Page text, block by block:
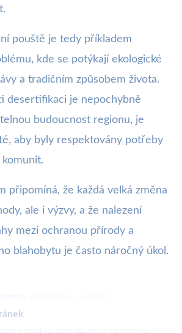
pouště je tedy příkladem
kde se potýkají ekologické
a tradičním způsobem života.
desertifikaci je nepochybně
budoucnost regionu, je
aby byly respektovány potřeby
připomíná, že každá velká změna
ale i výzvy, a že nalezení
mezi ochranou přírody a
blahobytu je často náročný úkol.